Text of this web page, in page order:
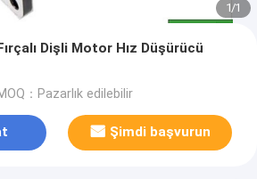
1/1
Dişli Motor Hız Düşürücü
：Pazarlık edilebilir
Şimdi başvurun